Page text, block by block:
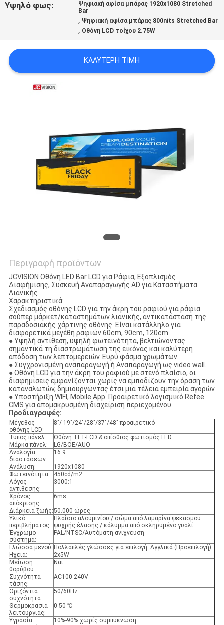
ΠΡΟΣΦΟΡΆ
SITEMAP
ΑΠΟΡΡΉΤΟΥ
Υψηλό φως:
Ψηφιακή αφίσα μπάρας 1920x1080 Stretched
Bar
, Ψηφιακή αφίσα μπάρας 800nits Stretched Bar
, Οθόνη LCD τοίχου 2.75W
ΚΑΛΎΤΕΡΗ ΤΙΜΉ
Περιγραφή προϊόντων
JCVISION Οθόνη LED Bar LCD για Ράφια, Εξοπλισμός
Διαφήμισης, Συσκευή Αναπαραγωγής AD για Καταστήματα
Λιανικής
Χαρακτηριστικά:
Σχεδιασμός οθόνης LCD για την άκρη του ραφιού για ράφια
σούπερ μάρκετ/καταστημάτων λιανικής, αντικατάσταση της
παραδοσιακής χάρτινης οθόνης. Είναι κατάλληλο για
διαφορετικά μεγέθη ραφιών 60cm, 90cm, 120cm.
● Υψηλή αντίθεση, υψηλή φωτεινότητα, βελτιώνοντας
σημαντικά τη διαστρωμάτωση της εικόνας και καλύτερη
απόδοση των λεπτομερειών. Ευρύ φάσμα χρωμάτων.
● Συγχρονισμένη αναπαραγωγή ή Αναπαραγωγή ως video wall.
● Οθόνη LCD για την άκρη του ραφιού με στενό πλαίσιο, οι
διαφημίσεις εμφανίζονται χωρίς να εμποδίζουν την όραση των
καταναλωτών, δημιουργώντας έτσι μια τέλεια εμπειρία αγορών
● Υποστήριξη WIFI, Mobile App. Προαιρετικό λογισμικό Refee
CMS για απομακρυσμένη διαχείριση περιεχομένου.
Προδιαγραφές:
Μέγεθος
οθόνης LCD:
8"/ 19"/24"/28"/37"/48" προαιρετικό
Τύπος πάνελ:
Οθόνη TFT-LCD & οπίσθιος φωτισμός LED
Μάρκα πάνελ:
LG/BOE/AUO
Αναλογία
διαστάσεων:
16:9
Ανάλυση:
1920x1080
Φωτεινότητα:
450cd/m2
Λόγος
αντίθεσης:
3000:1
Χρόνος
απόκρισης:
6ms
Διάρκεια ζωής:50.000 ώρες
Υλικό
περιβλήματος:
Πλαίσιο αλουμινίου / σώμα από λαμαρίνα ψεκασμού
ψυχρής έλασης / κάλυμμα από σκληρυμένο γυαλί
Έγχρωμο
σύστημα:
PAL/NTSC/Αυτόματη ανίχνευση
Γλώσσα μενού: Πολλαπλές γλώσσες για επιλογή: Αγγλικά (Προεπιλογή)
Ηχεία:
2x5W
Μείωση
θορύβου:
Ναι
Συχνότητα
τάσης:
AC100-240V
Οριζόντια
συχνότητα:
50/60Hz
Θερμοκρασία
λειτουργίας:
0-50 ℃
Υγρασία
10%-90% χωρίς συμπύκνωση